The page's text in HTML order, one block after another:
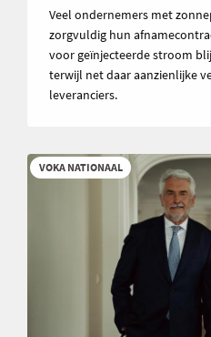
Veel ondernemers met
zorgvuldig hun
voor geïnjecteerde stroom
terwijl net daar aanzienlijke
leveranciers.
VOKA NATIONAAL